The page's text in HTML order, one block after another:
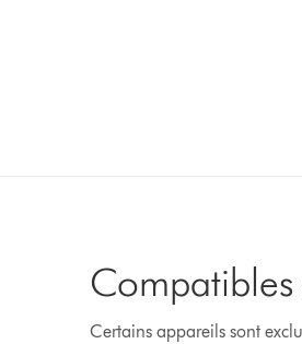
Compatibles
Certains appareils sont